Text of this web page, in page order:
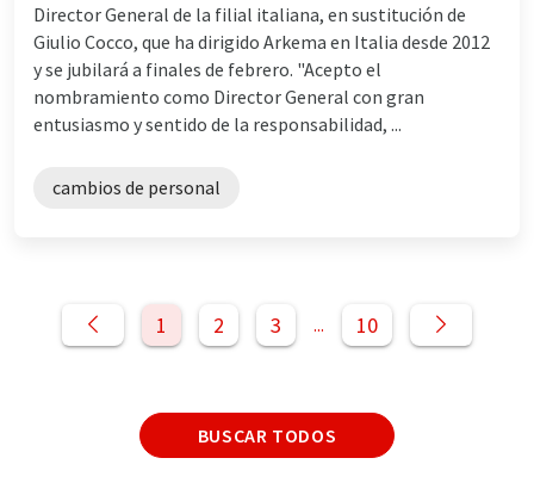
Director General de la filial italiana, en sustitución de
Giulio Cocco, que ha dirigido Arkema en Italia desde 2012
y se jubilará a finales de febrero. "Acepto el
nombramiento como Director General con gran
entusiasmo y sentido de la responsabilidad, ...
cambios de personal
1 2 3 ... 10
BUSCAR TODOS